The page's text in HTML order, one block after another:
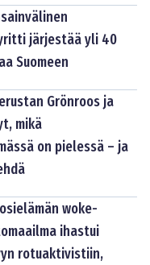
järjestää yli 40
Suomeen
Grönroos ja
mikä
on pielessä – ja
woke-
ihastui
rotuaktivistiin,